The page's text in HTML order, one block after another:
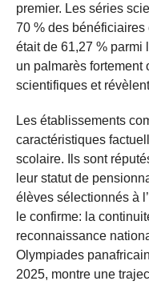
premier. Les séries
70 % des
était de 61,27 % parmi
un palmarès fortement
scientifiques et
Les établissements
caractéristiques
scolaire. Ils sont
leur statut de
élèves sélectionnés à
le confirme: la
reconnaissance
Olympiades
2025, montre une